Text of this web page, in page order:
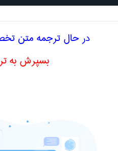
در حال ترجمه متن
بسپرش به